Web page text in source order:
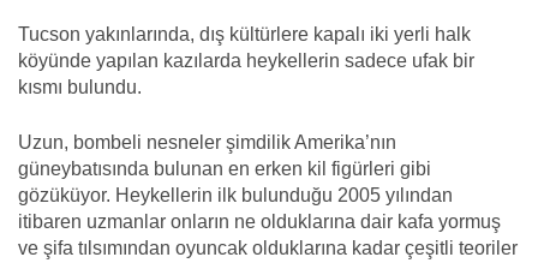
Tucson yakınlarında, dış kültürlere kapalı iki yerli halk
köyünde yapılan kazılarda heykellerin sadece ufak bir
kısmı bulundu.
Uzun, bombeli nesneler şimdilik Amerika’nın
güneybatısında bulunan en erken kil figürleri gibi
gözüküyor. Heykellerin ilk bulunduğu 2005 yılından
itibaren uzmanlar onların ne olduklarına dair kafa yormuş
ve şifa tılsımından oyuncak olduklarına kadar çeşitli teoriler